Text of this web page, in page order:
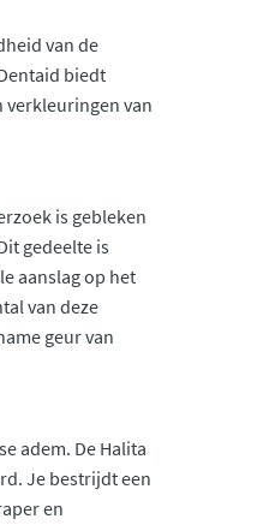
van de
biedt
verkleuringen van
is gebleken
gedeelte is
aanslag op het
van deze
geur van
adem. De Halita
Je bestrijdt een
en